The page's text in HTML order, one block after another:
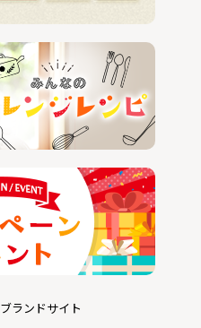
ブランドサイト